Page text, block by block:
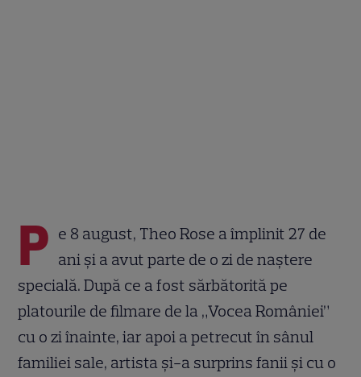
P e 8 august, Theo Rose a împlinit 27 de
ani și a avut parte de o zi de naștere
specială. După ce a fost sărbătorită pe
platourile de filmare de la „Vocea României”
cu o zi înainte, iar apoi a petrecut în sânul
familiei sale, artista și-a surprins fanii și cu o